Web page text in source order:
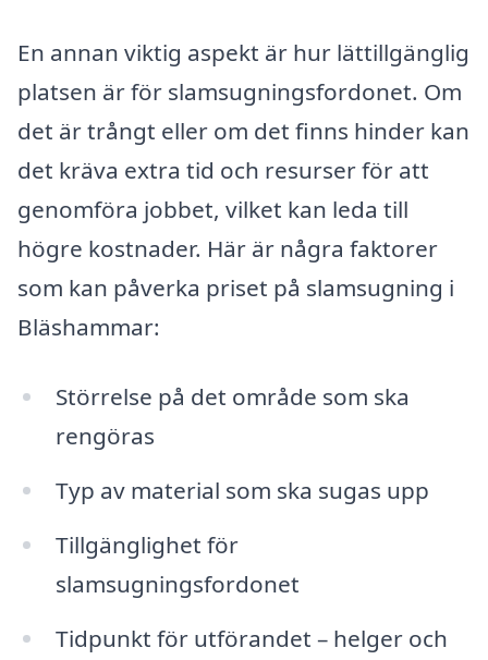
En annan viktig aspekt är hur lättillgänglig
platsen är för slamsugningsfordonet. Om
det är trångt eller om det finns hinder kan
det kräva extra tid och resurser för att
genomföra jobbet, vilket kan leda till
högre kostnader. Här är några faktorer
som kan påverka priset på slamsugning i
Bläshammar:
Störrelse på det område som ska
rengöras
Typ av material som ska sugas upp
Tillgänglighet för
slamsugningsfordonet
Tidpunkt för utförandet – helger och